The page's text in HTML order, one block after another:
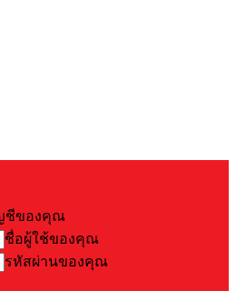
ชีของคุณ
ชื่อผู้ใช้ของคุณ
รหัสผ่านของคุณ